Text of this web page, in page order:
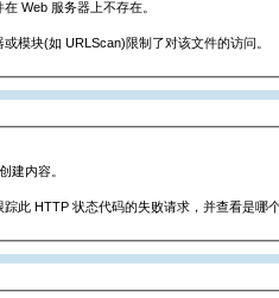
Web 服务器上不存在。
模块(如 URLScan)限制了对该文件的访问。
建内容。
踪此 HTTP 状态代码的失败请求，并查看是哪